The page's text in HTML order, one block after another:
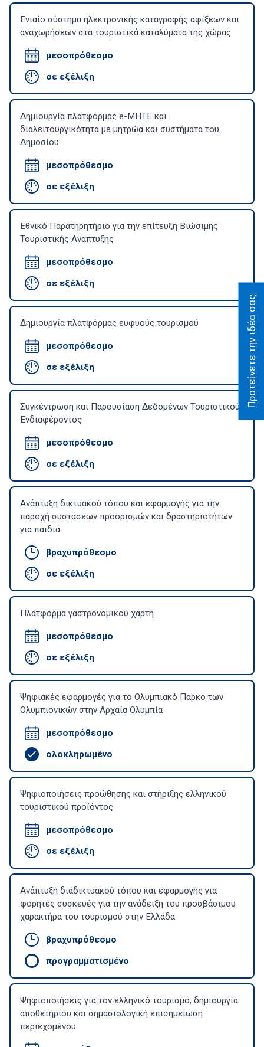
Προτείνετε την ιδέα σας
Ενιαίο σύστημα ηλεκτρονικής καταγραφής αφίξεων και
αναχωρήσεων στα τουριστικά καταλύματα της χώρας
μεσοπρόθεσμο
σε εξέλιξη
Δημιουργία πλατφόρμας e-MHTE και
διαλειτουργικότητα με μητρώα και συστήματα του
Δημοσίου
μεσοπρόθεσμο
σε εξέλιξη
Εθνικό Παρατηρητήριο για την επίτευξη Βιώσιμης
Τουριστικής Ανάπτυξης
μεσοπρόθεσμο
σε εξέλιξη
Δημιουργία πλατφόρμας ευφυούς τουρισμού
μεσοπρόθεσμο
σε εξέλιξη
Συγκέντρωση και Παρουσίαση Δεδομένων Τουριστικού
Ενδιαφέροντος
μεσοπρόθεσμο
σε εξέλιξη
Ανάπτυξη δικτυακού τόπου και εφαρμογής για την
παροχή συστάσεων προορισμών και δραστηριοτήτων
για παιδιά
βραχυπρόθεσμο
σε εξέλιξη
Πλατφόρμα γαστρονομικού χάρτη
μεσοπρόθεσμο
σε εξέλιξη
Ψηφιακές εφαρμογές για το Ολυμπιακό Πάρκο των
Ολυμπιονικών στην Αρχαία Ολυμπία
μεσοπρόθεσμο
ολοκληρωμένο
Ψηφιοποιήσεις προώθησης και στήριξης ελληνικού
τουριστικού προϊόντος
μεσοπρόθεσμο
σε εξέλιξη
Ανάπτυξη διαδικτυακού τόπου και εφαρμογής για
φορητές συσκευές για την ανάδειξη του προσβάσιμου
χαρακτήρα του τουρισμού στην Ελλάδα
βραχυπρόθεσμο
προγραμματισμένο
Ψηφιοποιήσεις για τον ελληνικό τουρισμό, δημιουργία
αποθετηρίου και σημασιολογική επισημείωση
περιεχομένου